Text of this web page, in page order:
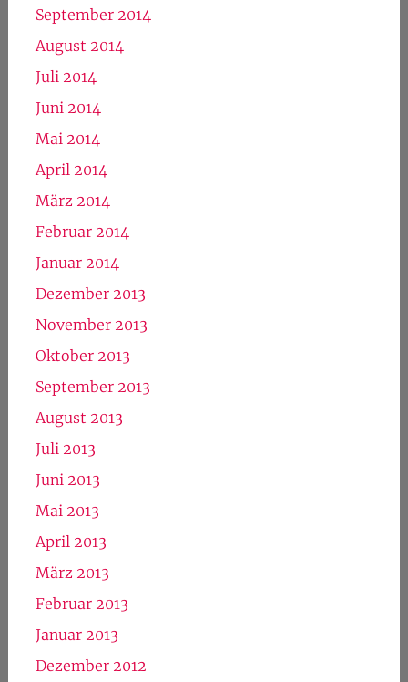
September 2014
August 2014
Juli 2014
Juni 2014
Mai 2014
April 2014
März 2014
Februar 2014
Januar 2014
Dezember 2013
November 2013
Oktober 2013
September 2013
August 2013
Juli 2013
Juni 2013
Mai 2013
April 2013
März 2013
Februar 2013
Januar 2013
Dezember 2012